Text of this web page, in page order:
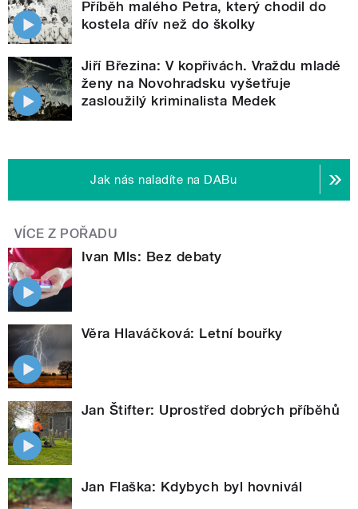
Příběh malého Petra, který chodil do
kostela dřív než do školky
Jiří Březina: V kopřivách. Vraždu mladé
ženy na Novohradsku vyšetřuje
zasloužilý kriminalista Medek
Jak nás naladíte na DABu
VÍCE Z POŘADU
Ivan Mls: Bez debaty
Věra Hlaváčková: Letní bouřky
Jan Štifter: Uprostřed dobrých příběhů
Jan Flaška: Kdybych byl hovnivál